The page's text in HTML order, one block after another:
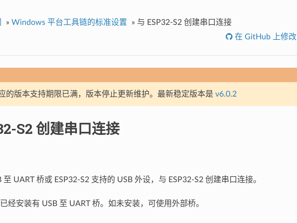
» Windows 平台工具链的标准设置 » 与 ESP32-S2 创建串口连接
在 GitHub 上修改
的版本支持期限已满，版本停止更新维护。最新稳定版本是 v6.0.2
S2 创建串口连接
至 UART 桥或 ESP32-S2 支持的 USB 外设，与 ESP32-S2 创建串口连接。
经安装有 USB 至 UART 桥。如未安装，可使用外部桥。